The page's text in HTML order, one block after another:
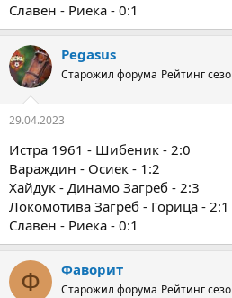
Славен - Риека - 0:1
Pegasus
Старожил форума Рейтинг
29.04.2023
Истра 1961 - Шибеник - 2:0
Вараждин - Осиек - 1:2
Хайдук - Динамо Загреб - 2:3
Локомотива Загреб - Горица - 2:1
Славен - Риека - 0:1
Ф Фаворит
Старожил форума Рейтинг